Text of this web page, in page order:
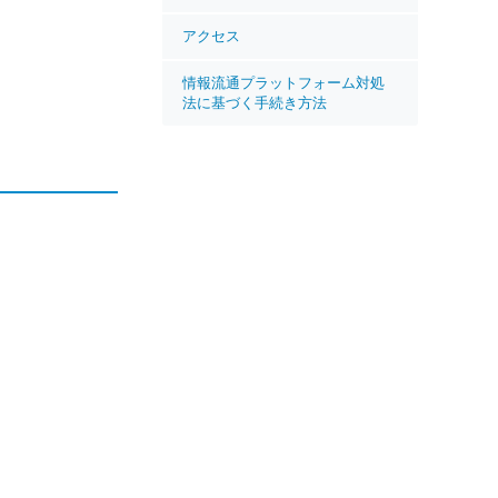
アクセス
情報流通プラットフォーム対処
法に基づく手続き方法